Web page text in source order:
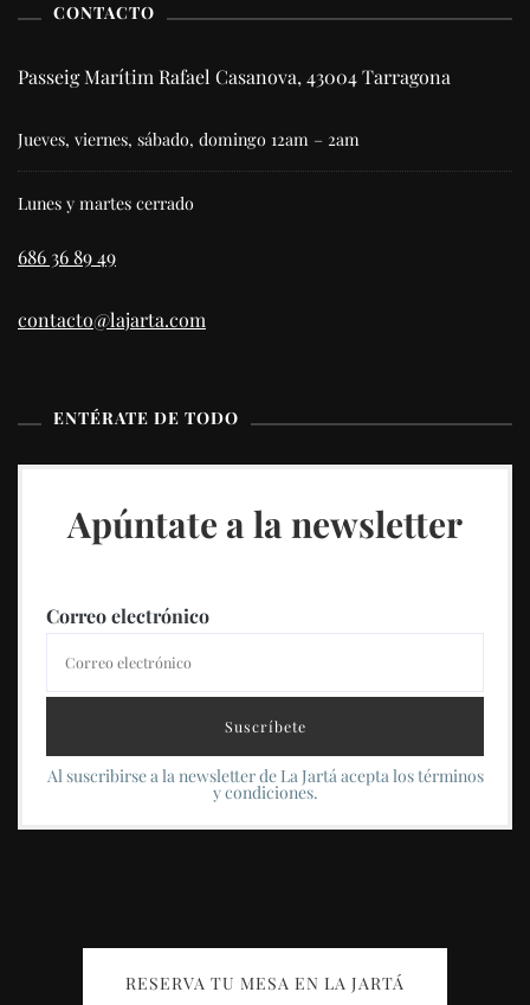
CONTACTO
Passeig Marítim Rafael Casanova, 43004 Tarragona
Jueves, viernes, sábado, domingo 12am – 2am
Lunes y martes cerrado
686 36 89 49
contacto@lajarta.com
ENTÉRATE DE TODO
Apúntate a la newsletter
Correo electrónico
Al suscribirse a la newsletter de La Jartá acepta los términos
y condiciones.
RESERVA TU MESA EN LA JARTÁ